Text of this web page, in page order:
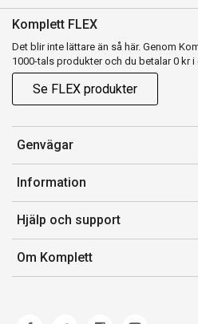
Komplett FLEX
Det blir inte lättare än så här. Genom
1000-tals produkter och du betalar 0 kr i
Se FLEX produkter
Genvägar
Konto
Orderhistorik
Presentkort
Komplett Club
Information
Försäljningsvillkor
Medlemsvillkor for Komplett Club
Lediga tjänster
Hjälp och support
Kontakta oss
Kundservice
Om Komplett